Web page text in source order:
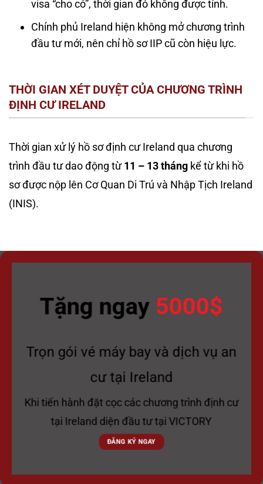
visa “cho có”, thời gian đó không được tính.
Chính phủ Ireland hiện không mở chương trình
đầu tư mới, nên chỉ hồ sơ IIP cũ còn hiệu lực.
THỜI GIAN XÉT DUYỆT CỦA CHƯƠNG TRÌNH
ĐỊNH CƯ IRELAND
Thời gian xử lý hồ sơ định cư Ireland qua chương
trình đầu tư dao động từ11 – 13 tháng kể từ khi hồ
sơ được nộp lên Cơ Quan Di Trú và Nhập Tịch Ireland
(INIS).
Tặng ngay 5000$
Trọn gói vé máy bay và dịch vụ an
cư tại Ireland
Khi tiến hành đặt cọc các chương trình định cư
tại Ireland diện đầu tư tại VICTORY
ĐĂNG KÝ NGAY